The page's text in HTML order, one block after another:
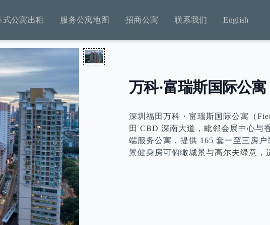
式公寓出租 服务公寓地图 招商公寓 联系我们 English
万科·富瑞斯国际公寓
深圳福田万科・富瑞斯国际公寓（
田 CBD 深南大道，毗邻会展中心与
端服务公寓，提供 165 套一至三房
景健身房可俯瞰城景与高尔夫绿意，